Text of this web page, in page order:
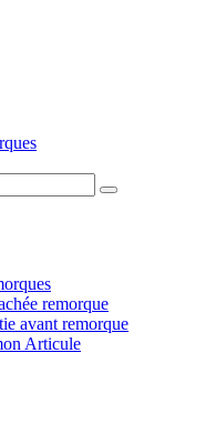
remorque
avant remorque
Articule